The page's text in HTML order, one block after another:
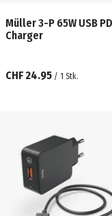
Müller 3-P 65W USB PD fast
Charger
CHF 24.95 / 1 Stk.